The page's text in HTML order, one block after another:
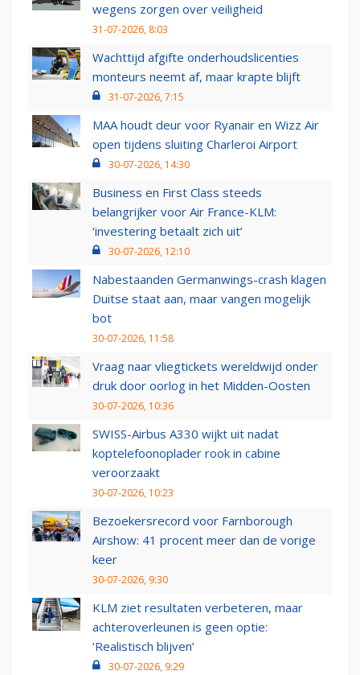
wegens zorgen over veiligheid
31-07-2026, 8:03
Wachttijd afgifte onderhoudslicenties
monteurs neemt af, maar krapte blijft
31-07-2026, 7:15
MAA houdt deur voor Ryanair en Wizz Air
open tijdens sluiting Charleroi Airport
30-07-2026, 14:30
Business en First Class steeds
belangrijker voor Air France-KLM:
‘investering betaalt zich uit’
30-07-2026, 12:10
Nabestaanden Germanwings-crash klagen
Duitse staat aan, maar vangen mogelijk
bot
30-07-2026, 11:58
Vraag naar vliegtickets wereldwijd onder
druk door oorlog in het Midden-Oosten
30-07-2026, 10:36
SWISS-Airbus A330 wijkt uit nadat
koptelefoonoplader rook in cabine
veroorzaakt
30-07-2026, 10:23
Bezoekersrecord voor Farnborough
Airshow: 41 procent meer dan de vorige
keer
30-07-2026, 9:30
KLM ziet resultaten verbeteren, maar
achteroverleunen is geen optie:
‘Realistisch blijven’
30-07-2026, 9:29